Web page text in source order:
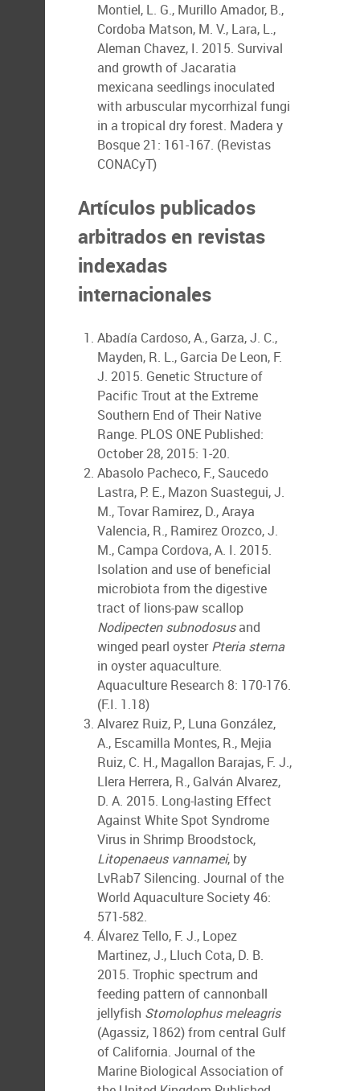
Montiel, L. G., Murillo Amador, B.,
Cordoba Matson, M. V., Lara, L.,
Aleman Chavez, I. 2015. Survival
and growth of Jacaratia
mexicana seedlings inoculated
with arbuscular mycorrhizal fungi
in a tropical dry forest. Madera y
Bosque 21: 161-167. (Revistas
CONACyT)
Artículos publicados
arbitrados en revistas
indexadas
internacionales
Abadía Cardoso, A., Garza, J. C.,
Mayden, R. L., Garcia De Leon, F.
J. 2015. Genetic Structure of
Pacific Trout at the Extreme
Southern End of Their Native
Range. PLOS ONE Published:
October 28, 2015: 1-20.
Abasolo Pacheco, F., Saucedo
Lastra, P. E., Mazon Suastegui, J.
M., Tovar Ramirez, D., Araya
Valencia, R., Ramirez Orozco, J.
M., Campa Cordova, A. I. 2015.
Isolation and use of beneficial
microbiota from the digestive
tract of lions-paw scallop
Nodipecten subnodosusand
winged pearl oysterPteria sterna
in oyster aquaculture.
Aquaculture Research 8: 170-176.
(F.I. 1.18)
Alvarez Ruiz, P., Luna González,
A., Escamilla Montes, R., Mejia
Ruiz, C. H., Magallon Barajas, F. J.,
Llera Herrera, R., Galván Alvarez,
D. A. 2015. Long-lasting Effect
Against White Spot Syndrome
Virus in Shrimp Broodstock,
Litopenaeus vannamei, by
LvRab7 Silencing. Journal of the
World Aquaculture Society 46:
571-582.
Álvarez Tello, F. J., Lopez
Martinez, J., Lluch Cota, D. B.
2015. Trophic spectrum and
feeding pattern of cannonball
jellyfish Stomolophus meleagris
(Agassiz, 1862) from central Gulf
of California. Journal of the
Marine Biological Association of